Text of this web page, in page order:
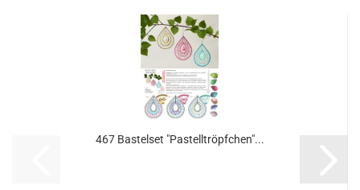
467 Bastelset "Pastelltröpfchen"...